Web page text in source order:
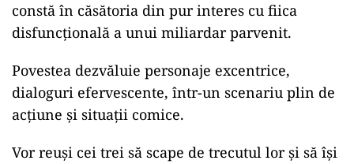
constă în căsătoria din pur interes cu fiica
disfuncțională a unui miliardar parvenit.
Povestea dezvăluie personaje excentrice,
dialoguri efervescente, într-un scenariu plin de
acțiune și situații comice.
Vor reuși cei trei să scape de trecutul lor și să își